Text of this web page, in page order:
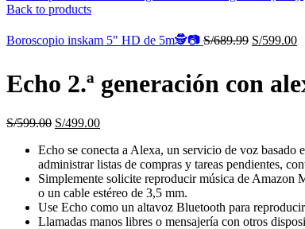
Back to products
Boroscopio inskam 5" HD de 5m🕵️📷 S/689.99 S/599.00
Echo 2.ª generación con
S/599.00 S/499.00
Echo se conecta a Alexa, un servicio de voz
administrar listas de compras y tareas pendientes,
Simplemente solicite reproducir música de Amazon
o un cable estéreo de 3,5 mm.
Use Echo como un altavoz Bluetooth para
Llamadas manos libres o mensajería con otros